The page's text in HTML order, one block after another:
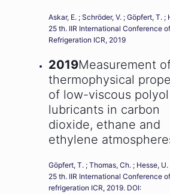
Askar, E. ; Schröder, V. ; Göpfert, T. ;
25 th. IIR International Conference of
Refrigeration ICR, 2019
2019Measurement
thermophysical
of low-viscous
lubricants in carbon
dioxide, ethane and
ethylene
Göpfert, T. ; Thomas, Ch. ; Hesse,
25 th. IIR International Conference of
refrigeration ICR, 2019. DOI: